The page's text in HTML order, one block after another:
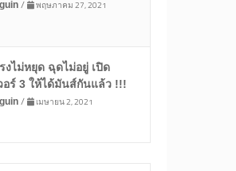
/ พฤษภาคม 27, 2021
งไม่หยุด ฉุดไม่อยู่ เปิด
อร์ 3 ให้ได้มันส์กันแล้ว !!!
/ เมษายน 2, 2021